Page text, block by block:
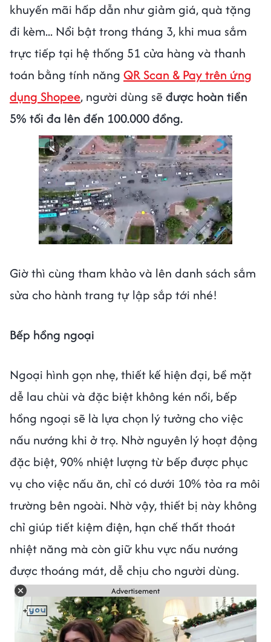
khuyến mãi hấp dẫn như giảm giá, quà tặng
đi kèm... Nổi bật trong tháng 3, khi mua sắm
trực tiếp tại hệ thống 51 cửa hàng và thanh
toán bằng tính năng QR Scan & Pay trên ứng
dụng Shopee, người dùng sẽ được hoàn tiền
5% tối đa lên đến 100.000 đồng.
Giờ thì cùng tham khảo và lên danh sách sắm
sửa cho hành trang tự lập sắp tới nhé!
Bếp hồng ngoại
Ngoại hình gọn nhẹ, thiết kế hiện đại, bề mặt
dễ lau chùi và đặc biệt không kén nồi, bếp
hồng ngoại sẽ là lựa chọn lý tưởng cho việc
nấu nướng khi ở trọ. Nhờ nguyên lý hoạt động
đặc biệt, 90% nhiệt lượng từ bếp được phục
vụ cho việc nấu ăn, chỉ có dưới 10% tỏa ra môi
trường bên ngoài. Nhờ vậy, thiết bị này không
chỉ giúp tiết kiệm điện, hạn chế thất thoát
nhiệt năng mà còn giữ khu vực nấu nướng
được thoáng mát, dễ chịu cho người dùng.
Advertisement